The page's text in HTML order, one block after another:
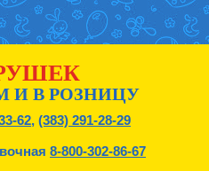
И В РОЗНИЦУ
62, (383) 291-28-29
8-800-302-86-67